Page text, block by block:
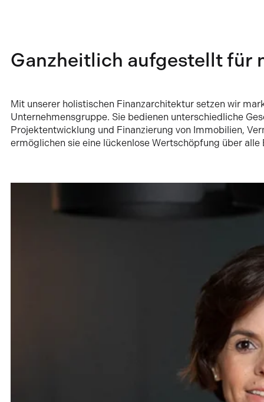
VVO Haberger Foundation
Medizinische Versorgung und Zugang zu
Erfahre mehr
Ganzheitlich aufgestellt